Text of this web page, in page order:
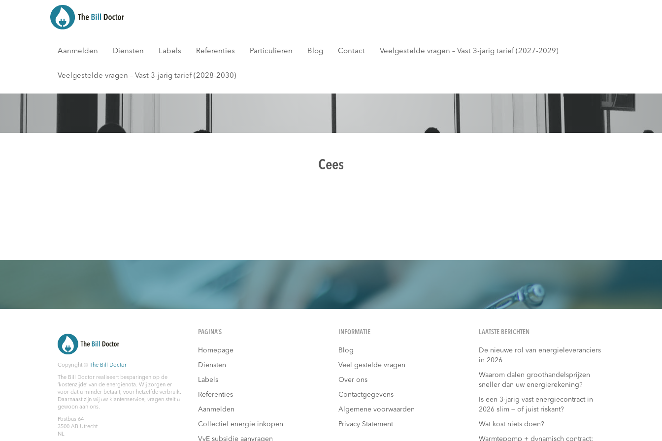
Aanmelden Diensten Labels Referenties Particulieren Blog Contact Veelgestelde vragen – Vast 3-jarig tarief (2027-2029)
Veelgestelde vragen – Vast 3-jarig tarief (2028-2030)
Blog
Cees
Copyright © The Bill Doctor
The Bill Doctor realiseert besparingen op de
‘kostenzijde’ van de energienota. Wij zorgen er
voor dat u minder betaalt, voor hetzelfde verbruik.
Daarnaast zijn wij uw klantenservice, vragen stelt u
gewoon aan ons.
Postbus 64
3500 AB Utrecht
NL
PAGINA’S
Homepage
Diensten
Labels
Referenties
Aanmelden
Collectief energie inkopen
VvE subsidie aanvragen
INFORMATIE
Blog
Veel gestelde vragen
Over ons
Contactgegevens
Algemene voorwaarden
Privacy Statement
LAATSTE BERICHTEN
De nieuwe rol van energieleveranciers
in 2026
Waarom dalen groothandelsprijzen
sneller dan uw energierekening?
Is een 3-jarig vast energiecontract in
2026 slim — of juist riskant?
Wat kost niets doen?
Warmtepomp + dynamisch contract: